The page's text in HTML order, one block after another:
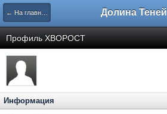
← На главную Долина Теней
Профиль ХВОРОСТ
Информация